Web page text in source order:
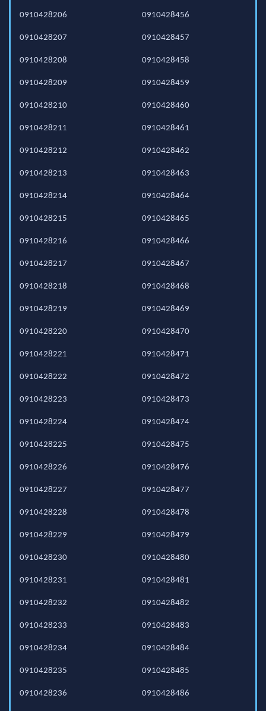
0910428206
0910428207
0910428208
0910428209
0910428210
0910428211
0910428212
0910428213
0910428214
0910428215
0910428216
0910428217
0910428218
0910428219
0910428220
0910428221
0910428222
0910428223
0910428224
0910428225
0910428226
0910428227
0910428228
0910428229
0910428230
0910428231
0910428232
0910428233
0910428234
0910428235
0910428236
0910428456
0910428457
0910428458
0910428459
0910428460
0910428461
0910428462
0910428463
0910428464
0910428465
0910428466
0910428467
0910428468
0910428469
0910428470
0910428471
0910428472
0910428473
0910428474
0910428475
0910428476
0910428477
0910428478
0910428479
0910428480
0910428481
0910428482
0910428483
0910428484
0910428485
0910428486